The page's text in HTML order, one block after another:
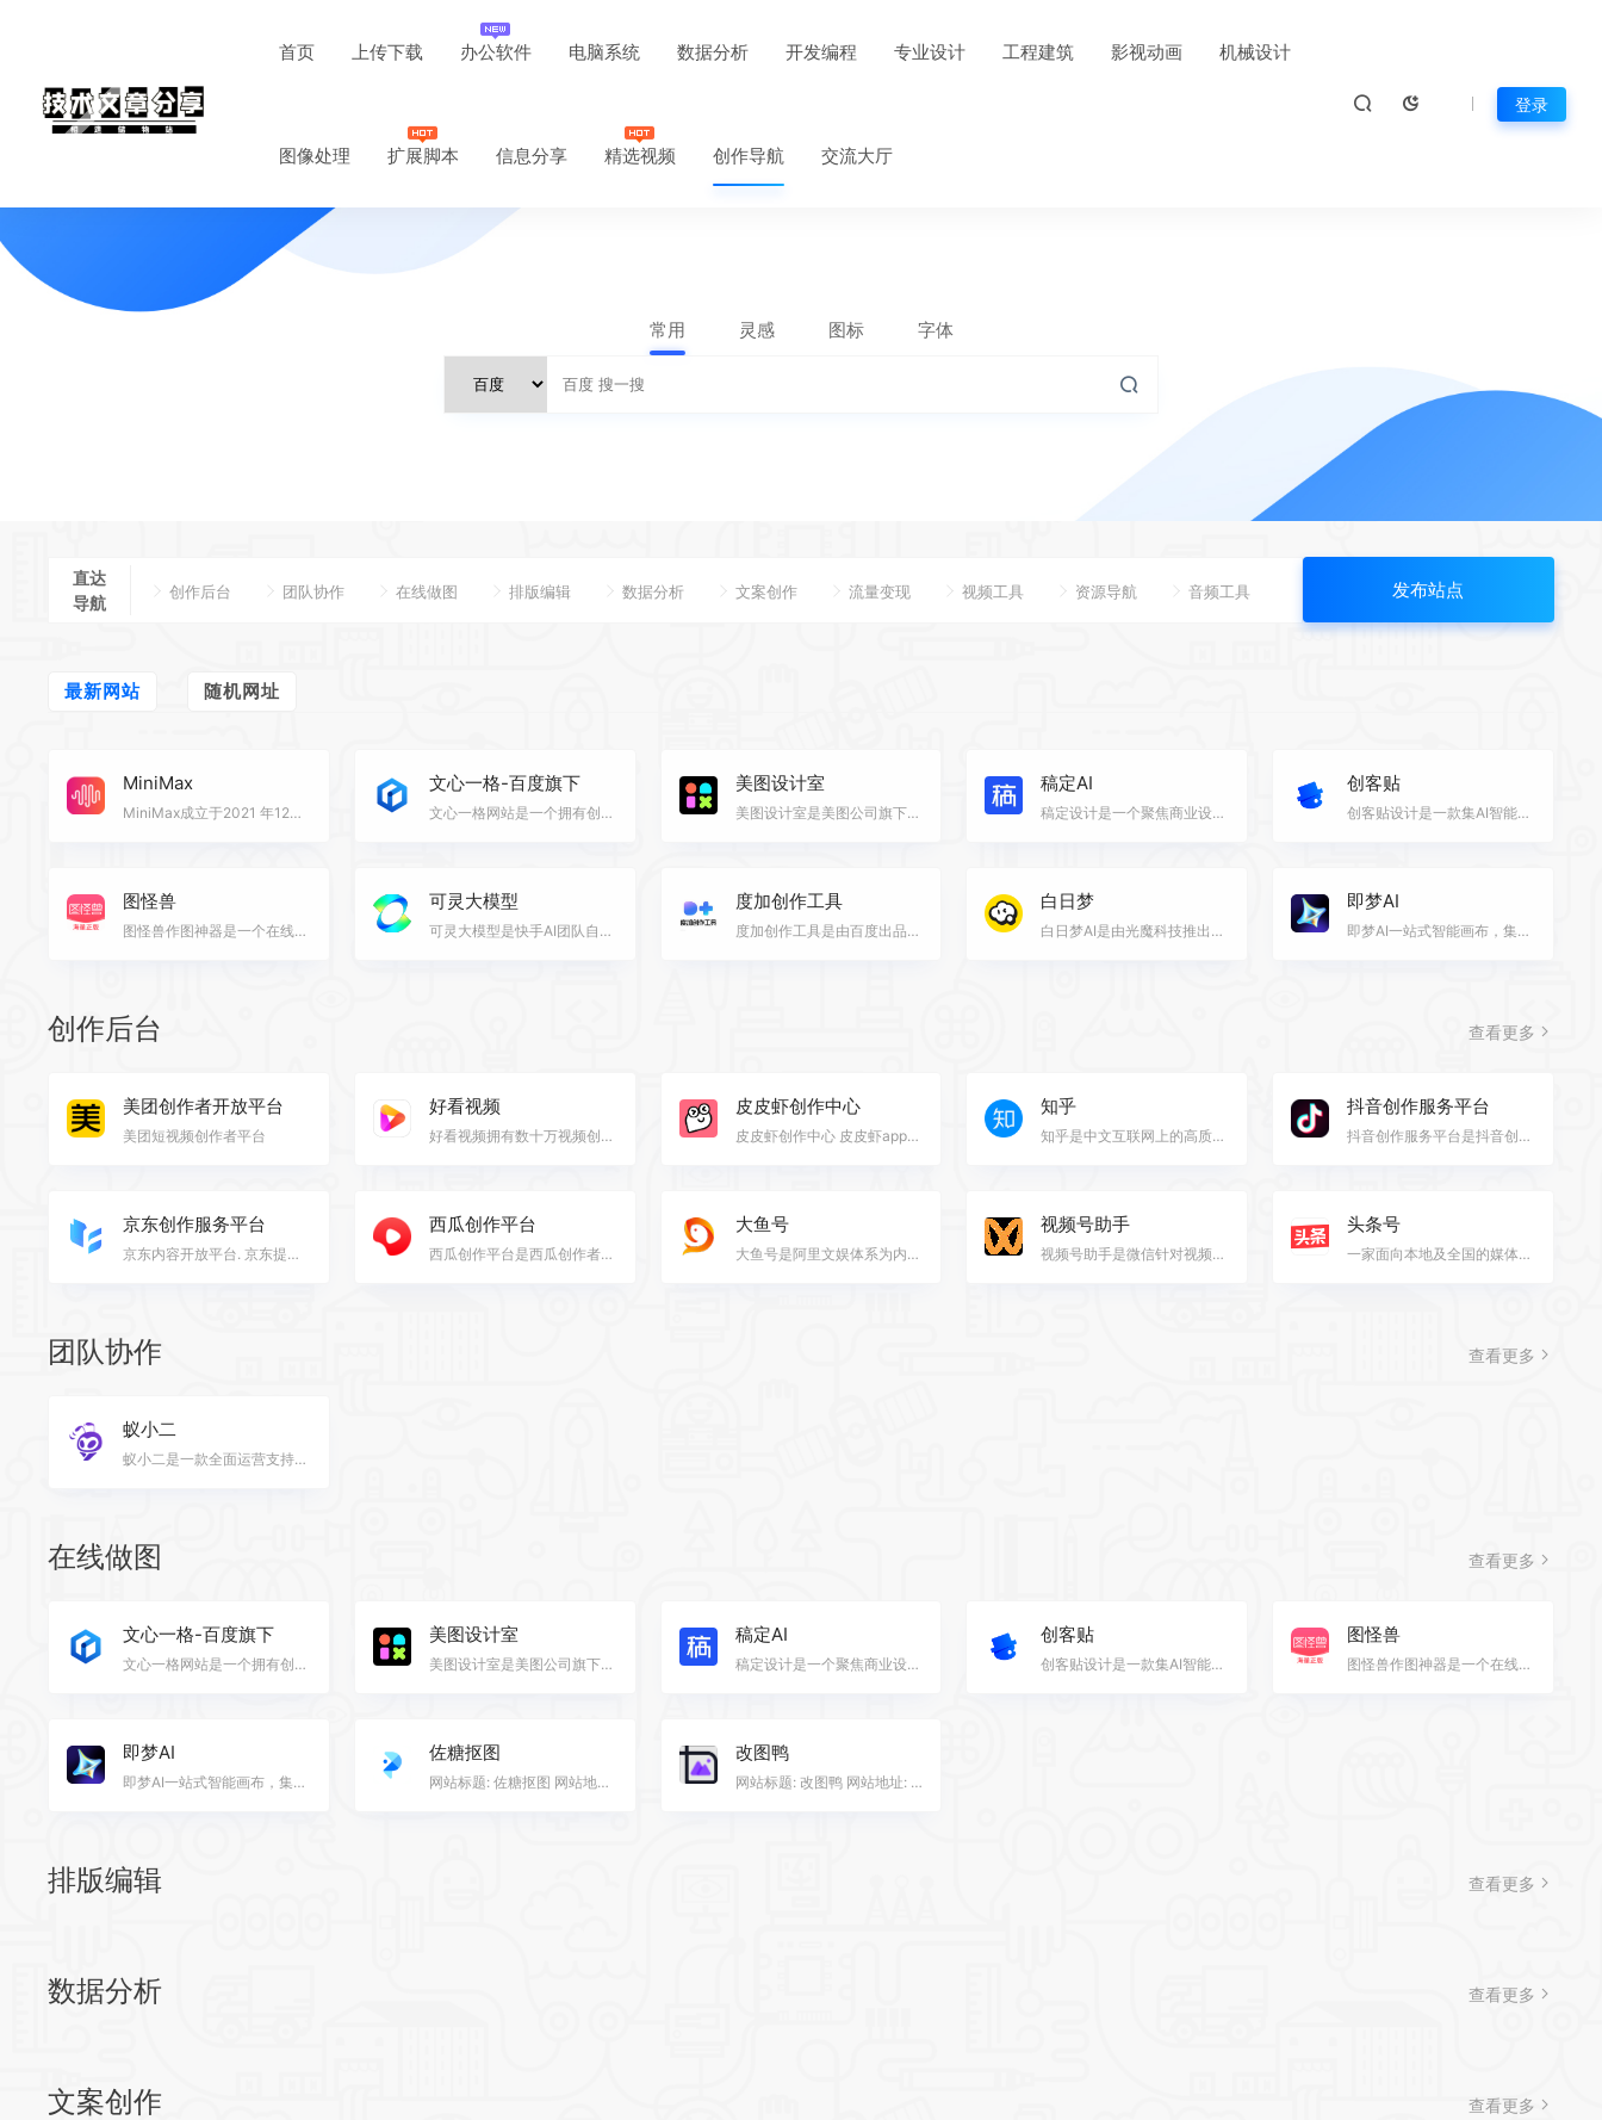
首页 上传下载 办公软件 电脑系统 数据分析 开发编程 专业设计 工程建筑 影视动画 机械设计
图像处理 扩展脚本 信息分享 精选视频 创作导航 交流大厅
登录
常用 灵感 图标 字体
直达
导航
创作后台 团队协作 在线做图 排版编辑 数据分析 文案创作 流量变现 视频工具 资源导航 音频工具 发布站点
最新网站 随机网址
MiniMax
MiniMax成立于2021 年12月，是领先的通用人工智能科技公司，致力于与用户共创智能。 MiniMax自主研发了多…
文心一格-百度旗下
文心一格网站是一个拥有创新AI技术的艺术创意平台，结合艺术与科技，为用户提供独特的体验和服务。该网站…
美图设计室
美图设计室是美图公司旗下面向工作场景推出的智能商业设计服务网站，是美图秀秀旗下的智能设计在线协作平…
稿定AI
稿定设计是一个聚焦商业设计的多场景在线设计平台，打破了软硬件间的技术限制，汇集创意内容与设计工具于…
创客贴
创客贴设计是一款集AI智能设计和在线编辑于一体的免费设计平台，提供丰富的正版设计模板和图片素材，覆盖…
图怪兽
图怪兽作图神器是一个在线编辑服务平台。 图怪兽提供图片模板元素，用户可通过替换修改文字来完成图片设计…
可灵大模型
可灵大模型是快手AI团队自主研发的视频生成大模型，具备强大的视频创作能力，采用3D时空联合注意力机制，…
度加创作工具
度加创作工具是由百度出品的、人人可用的AIGC创作工具网站。度加致力于通过AI能力降低内容生产门槛，提升…
白日梦
白日梦AI是由光魔科技推出的一款人工智能视频创作平台，通过自然语言处理技术，允许用户输入文本内容，快…
即梦AI
即梦AI一站式智能画布，集成AI拼图生成能力，并提供局部重绘、一键扩图、图像消除和抠图等多功能强大操作…
创作后台 查看更多
美团创作者开放平台
美团短视频创作者平台
好看视频
好看视频拥有数十万视频创作者，独家海量高清短视频，分类覆盖VLOG、影视、娱乐、搞笑、音乐、游戏等全方…
皮皮虾创作中心
皮皮虾创作中心 皮皮虾app是一款主打轻幽默神评论的社区软件，来皮皮虾官网下载皮皮虾app，为你呈现海量搞…
知乎
知乎是中文互联网上的高质量问答社区和原创内容平台，于2011年1月正式上线。其品牌使命是“让人们更好地分…
抖音创作服务平台
抖音创作服务平台是抖音创作者的专属服务平台，支持用户作为创作者和管理机构两种登陆方式，并通过提供授…
京东创作服务平台
京东内容开放平台. 京东提供技术支持及信息展示等服务的内容发布平台，内容创作者可以通过平台发布包含文…
西瓜创作平台
西瓜创作平台是西瓜创作者的专属创作平台，支持用户发布西瓜视频，并通过提供发布视频、内容管理、数据分…
大鱼号
大鱼号是阿里文娱体系为内容创作者提供的统一账号。大鱼号实现了阿里文娱体系一点接入，多点分发。内容创…
视频号助手
视频号助手是微信针对视频号博主开发的一个数据分析工具，类似于公众号后台。目前，视频号助手一共有四个…
头条号
一家面向本地及全国的媒体矩阵，分享本地生活、人文地理、吃喝玩乐的媒体矩阵。制作图文和视频内容，孵化…
团队协作 查看更多
蚁小二
蚁小二是一款全面运营支持的自媒体工具，为企业新媒体部门和自媒体人提供便捷的服务。它具有以下主要特点…
在线做图 查看更多
文心一格-百度旗下
文心一格网站是一个拥有创新AI技术的艺术创意平台，结合艺术与科技，为用户提供独特的体验和服务。该网站…
美图设计室
美图设计室是美图公司旗下面向工作场景推出的智能商业设计服务网站，是美图秀秀旗下的智能设计在线协作平…
稿定AI
稿定设计是一个聚焦商业设计的多场景在线设计平台，打破了软硬件间的技术限制，汇集创意内容与设计工具于…
创客贴
创客贴设计是一款集AI智能设计和在线编辑于一体的免费设计平台，提供丰富的正版设计模板和图片素材，覆盖…
图怪兽
图怪兽作图神器是一个在线编辑服务平台。 图怪兽提供图片模板元素，用户可通过替换修改文字来完成图片设计…
即梦AI
即梦AI一站式智能画布，集成AI拼图生成能力，并提供局部重绘、一键扩图、图像消除和抠图等多功能强大操作…
佐糖抠图
网站标题: 佐糖抠图 网站地址: https://picwish.cn/ 网站类别: 实用工具 网站描述: 佐糖（PicWish）是一个…
改图鸭
网站标题: 改图鸭 网站地址: https://www.gaituya.com/ 网站类别: 实用工具 网站描述: 改图鸭这个在线图片…
排版编辑 查看更多
数据分析 查看更多
文案创作 查看更多